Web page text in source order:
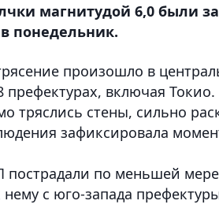
магнитудой 6,0 были
понедельник.
произошло в
включая
тряслись стены, сильно
зафиксировала
пострадали по меньшей
с юго-запада